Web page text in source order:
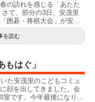
の訪れを感じる「あたた
て、節分の3日、安茂里
囲碁・将棋大会」が安...
を読む
もはぐ」
た安茂里のこどもコミュ
顔を出してきました。会
室です。今年最後になり...